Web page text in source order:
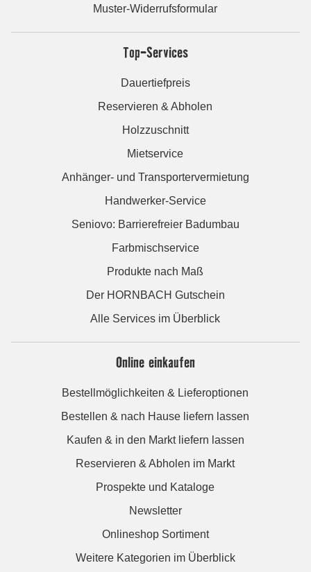
Muster-Widerrufsformular
Top-Services
Dauertiefpreis
Reservieren & Abholen
Holzzuschnitt
Mietservice
Anhänger- und Transportervermietung
Handwerker-Service
Seniovo: Barrierefreier Badumbau
Farbmischservice
Produkte nach Maß
Der HORNBACH Gutschein
Alle Services im Überblick
Online einkaufen
Bestellmöglichkeiten & Lieferoptionen
Bestellen & nach Hause liefern lassen
Kaufen & in den Markt liefern lassen
Reservieren & Abholen im Markt
Prospekte und Kataloge
Newsletter
Onlineshop Sortiment
Weitere Kategorien im Überblick